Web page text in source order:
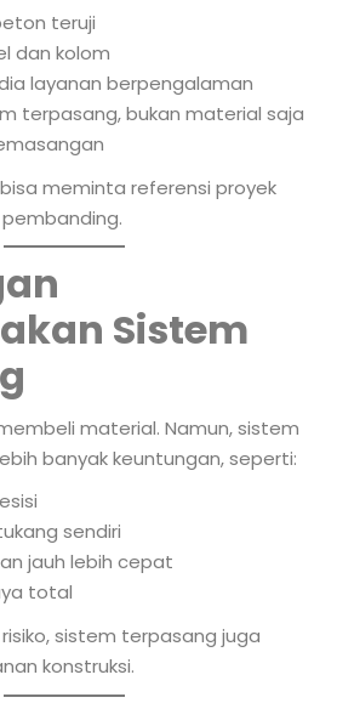
teruji
dan kolom
layanan berpengalaman
terpasang, bukan material saja
meminta referensi proyek
Sistem
material. Namun, sistem
banyak keuntungan, seperti:
sendiri
jauh lebih cepat
total
sistem terpasang juga
konstruksi.